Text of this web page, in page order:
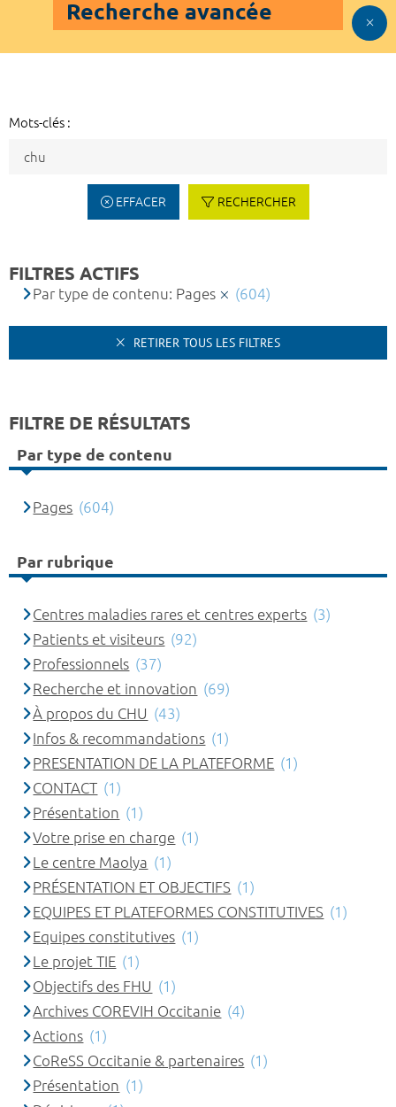
Recherche avancée
Mots-clés :
EFFACER RECHERCHER
FILTRES ACTIFS
Par type de contenu: Pages (604)
RETIRER TOUS LES FILTRES
FILTRE DE RÉSULTATS
Par type de contenu
Pages (604)
Par rubrique
Centres maladies rares et centres experts (3)
Patients et visiteurs (92)
Professionnels (37)
Recherche et innovation (69)
À propos du CHU (43)
Infos & recommandations (1)
PRESENTATION DE LA PLATEFORME (1)
CONTACT (1)
Présentation (1)
Votre prise en charge (1)
Le centre Maolya (1)
PRÉSENTATION ET OBJECTIFS (1)
EQUIPES ET PLATEFORMES CONSTITUTIVES (1)
Equipes constitutives (1)
Le projet TIE (1)
Objectifs des FHU (1)
Archives COREVIH Occitanie (4)
Actions (1)
CoReSS Occitanie & partenaires (1)
Présentation (1)